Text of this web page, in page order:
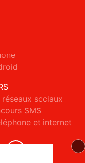
sociaux
SMS
et internet